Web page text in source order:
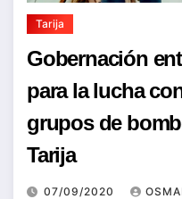
Tarija
Gobernación
para la lucha
grupos de
Tarija
07/09/2020